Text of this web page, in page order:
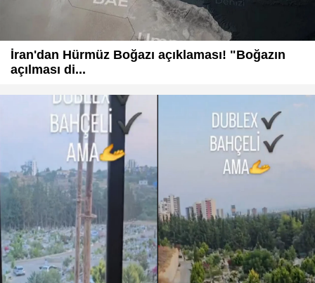
İran'dan Hürmüz Boğazı açıklaması! "Boğazın
açılması di...